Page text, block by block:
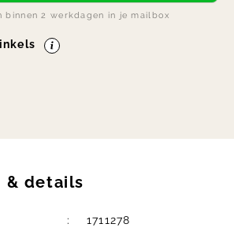
binnen 2 werkdagen in je mailbox
& details
1711278